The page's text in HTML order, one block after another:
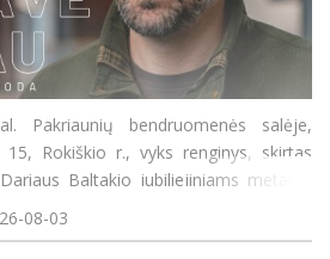
Pakriaunių bendruomenės salėje,
15, Rokiškio r., vyks renginys, skirtas
Baltakio jubiliejiniams metams
išvysti audiovizualinio ciklo „Dabar“
08-03